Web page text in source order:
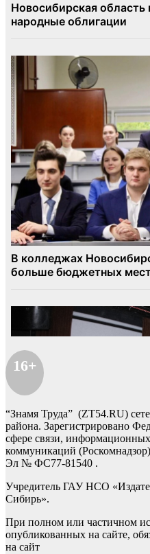
16+
“Знамя Труда” (ZT54.RU)
района. Зарегистрировано
сфере связи,
коммуникаций
Эл № ФС77-81540 .
Учредитель ГАУ НСО
Сибирь».
При полном или частичном
опубликованных на сайте,
на сайт